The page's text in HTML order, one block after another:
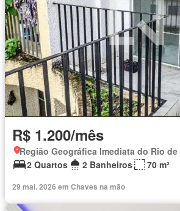
R$ 1.200/mês
2 Quartos
2 Banheiros 70 m²
29 mai. 2026 em Chaves na mão